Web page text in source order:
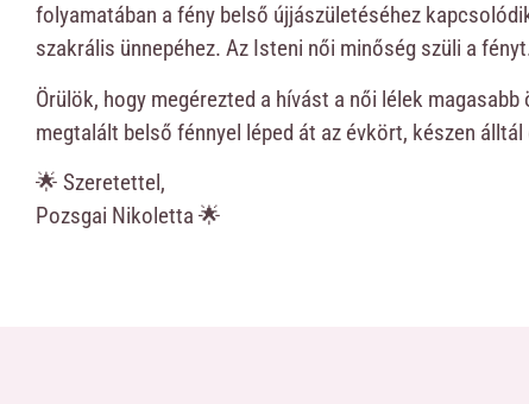
folyamatában a fény belső újjászületéséhez
szakrális ünnepéhez. Az Isteni női minőség szüli a
Örülök, hogy megérezted a hívást a női lélek
megtalált belső fénnyel léped át az évkört, készen
🌟 Szeretettel,
Pozsgai Nikoletta 🌟